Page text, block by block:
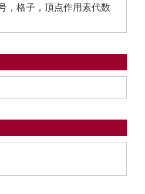
，格子，頂点作用素代数